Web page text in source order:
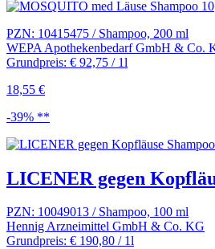
PZN: 10415475 / Shampoo, 200 ml
WEPA Apothekenbedarf GmbH & Co.
Grundpreis: € 92,75 / 1l
18,55 €
-39% **
LICENER gegen
PZN: 10049013 / Shampoo, 100 ml
Hennig Arzneimittel GmbH & Co. KG
Grundpreis: € 190,80 / 1l